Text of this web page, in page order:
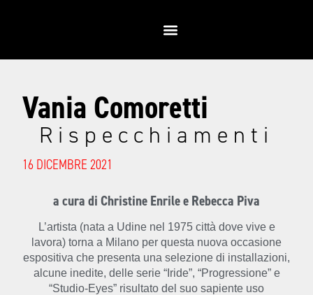
Vania Comoretti
Rispecchiamenti
16 DICEMBRE 2021
a cura di Christine Enrile e Rebecca Piva
L’artista (nata a Udine nel 1975 città dove vive e
lavora) torna a Milano per questa nuova occasione
espositiva che presenta una selezione di installazioni,
alcune inedite, delle serie “Iride”, “Progressione” e
“Studio-Eyes” risultato del suo sapiente uso